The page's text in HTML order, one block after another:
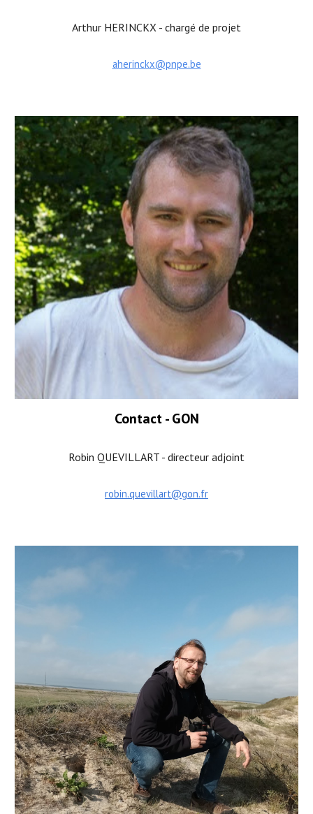
Arthur HERINCKX - chargé de projet
aherinckx@pnpe.be
Contact - GON
Robin QUEVILLART - directeur adjoint
robin.quevillart@gon.fr